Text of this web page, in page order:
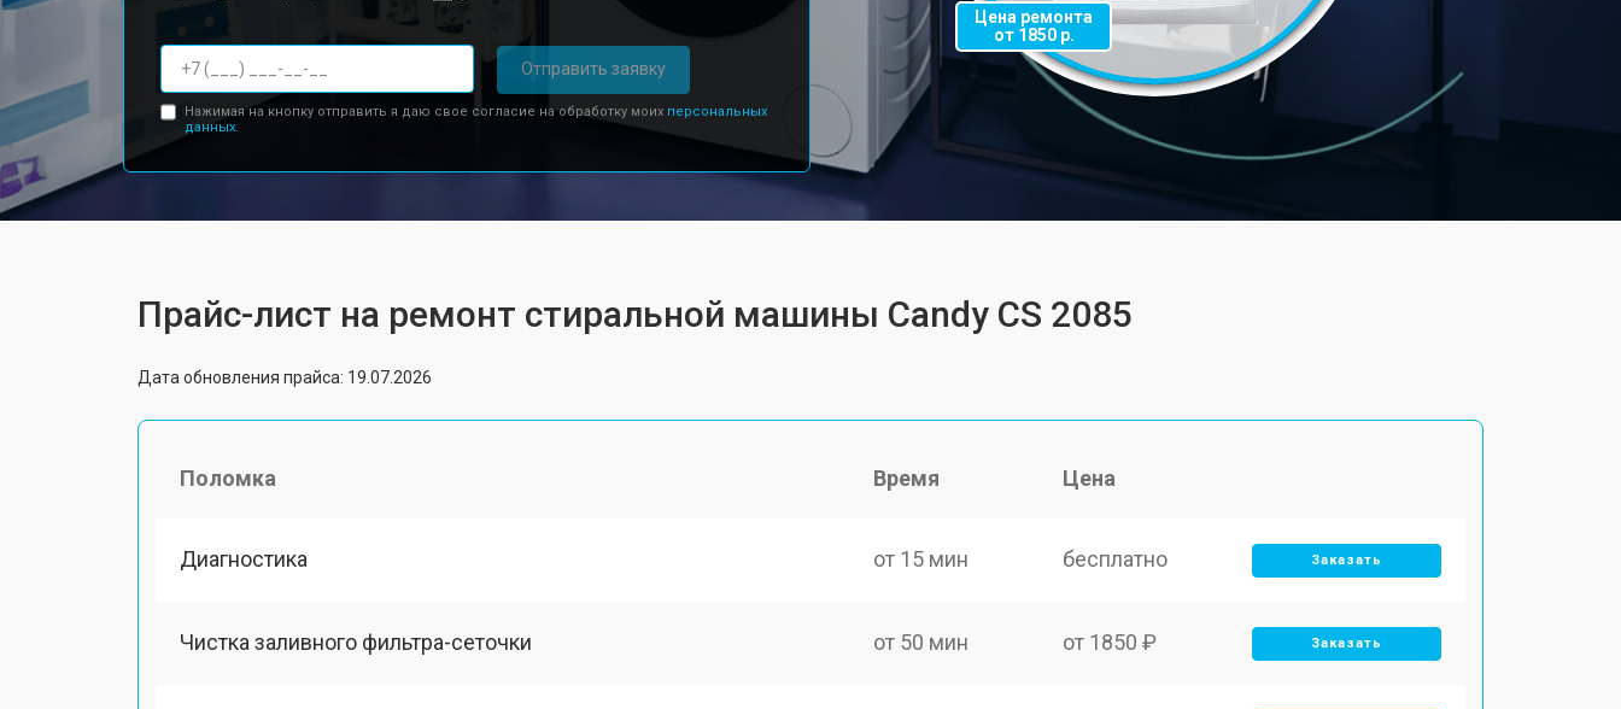
Отправить заявку
Нажимая на кнопку отправить я даю свое согласие на обработку моих персональных
данных.
Цена ремонта
от 1850 р.
Прайс-лист на ремонт стиральной машины Candy CS 2085
Дата обновления прайса: 19.07.2026
Поломка Время Цена
Диагностика от 15 мин бесплатно Заказать
Чистка заливного фильтра-сеточки от 50 мин от 1850 ₽ Заказать